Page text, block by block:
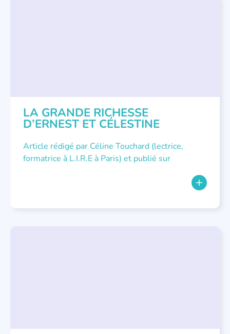
LA GRANDE RICHESSE
D’ERNEST ET CÉLESTINE
Article rédigé par Céline Touchard (lectrice,
formatrice à L.I.R.E à Paris) et publié sur